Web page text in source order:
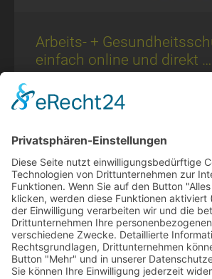
Ar­beits- +
einfach online und direkt …
EINFACH – EFFEKTIV – SCHNELL per
Expertenberatung einholen Beratung zur
nur ein Mausklick entfernt! Mit der
ZUM BEITRAG »
28. April 2026